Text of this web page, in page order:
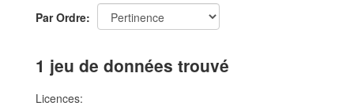
Par Ordre
1 jeu de données trouvé
Licences: